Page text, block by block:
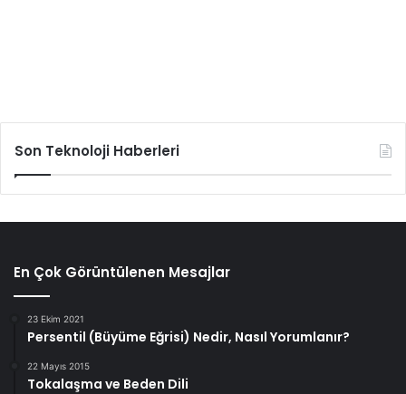
Son Teknoloji Haberleri
En Çok Görüntülenen Mesajlar
23 Ekim 2021
Persentil (Büyüme Eğrisi) Nedir, Nasıl Yorumlanır?
22 Mayıs 2015
Tokalaşma ve Beden Dili